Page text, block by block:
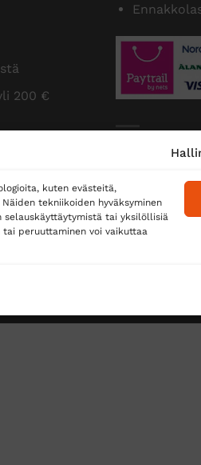
kuten evästeitä,
tekniikoiden hyväksyminen
tai yksilöllisiä
peruuttaminen voi vaikuttaa
200 €
Postnord